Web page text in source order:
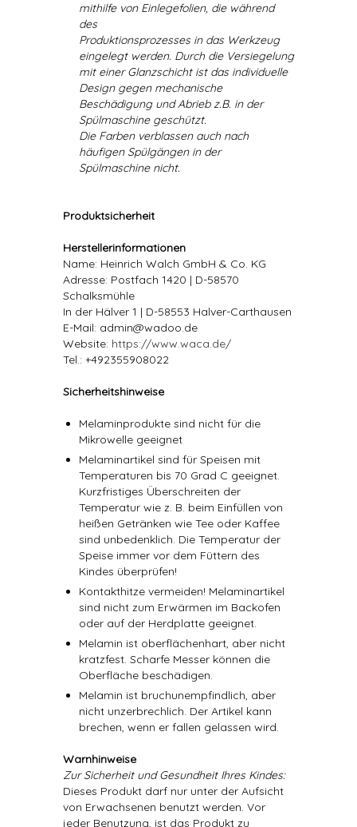
mithilfe von Einlegefolien, die während
des
Produktionsprozesses in das Werkzeug
eingelegt werden. Durch die Versiegelung
mit einer Glanzschicht ist das individuelle
Design gegen mechanische
Beschädigung und Abrieb z.B. in der
Spülmaschine geschützt.
Die Farben verblassen auch nach
häufigen Spülgängen in der
Spülmaschine nicht.
Produktsicherheit
Herstellerinformationen
Name: Heinrich Walch GmbH & Co. KG
Adresse: Postfach 1420 | D-58570
Schalksmühle
In der Hälver 1 | D-58553 Halver-Carthausen
E-Mail: admin@wadoo.de
Website: https://www.waca.de/
Tel.: +492355908022
Sicherheitshinweise
Melaminprodukte sind nicht für die
Mikrowelle geeignet
Melaminartikel sind für Speisen mit
Temperaturen bis 70 Grad C geeignet.
Kurzfristiges Überschreiten der
Temperatur wie z. B. beim Einfüllen von
heißen Getränken wie Tee oder Kaffee
sind unbedenklich. Die Temperatur der
Speise immer vor dem Füttern des
Kindes überprüfen!
Kontakthitze vermeiden! Melaminartikel
sind nicht zum Erwärmen im Backofen
oder auf der Herdplatte geeignet.
Melamin ist oberflächenhart, aber nicht
kratzfest. Scharfe Messer können die
Oberfläche beschädigen.
Melamin ist bruchunempfindlich, aber
nicht unzerbrechlich. Der Artikel kann
brechen, wenn er fallen gelassen wird.
Warnhinweise
Zur Sicherheit und Gesundheit Ihres Kindes:
Dieses Produkt darf nur unter der Aufsicht
von Erwachsenen benutzt werden. Vor
jeder Benutzung, ist das Produkt zu